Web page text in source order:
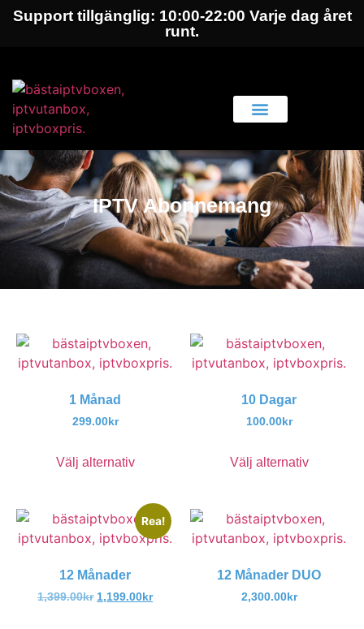
Support tillgänglig: 10:00-22:00 Varje dag året
runt.
IPTV Abonnemang
1 Månad
299.00kr
Välj alternativ
10 Dagar
100.00kr
Välj alternativ
Rea!
12 Månader
1,399.00kr 1,199.00 kr
12 Månader DUO
2,300.00kr